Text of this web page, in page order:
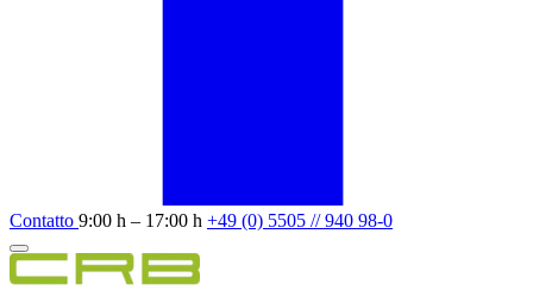
Contatto 9:00 h – 17:00 h +49 (0) 5505 // 940 98-0